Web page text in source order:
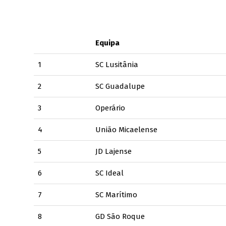
Equipa
1 SC Lusitânia
2 SC Guadalupe
3 Operário
4 União Micaelense
5 JD Lajense
6 SC Ideal
7 SC Marítimo
8 GD São Roque